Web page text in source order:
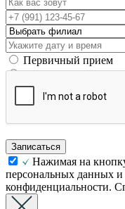
Первичный прием
Вторичный прием
Записаться
Нажимая на
персональных данных и
конфиденциальности.